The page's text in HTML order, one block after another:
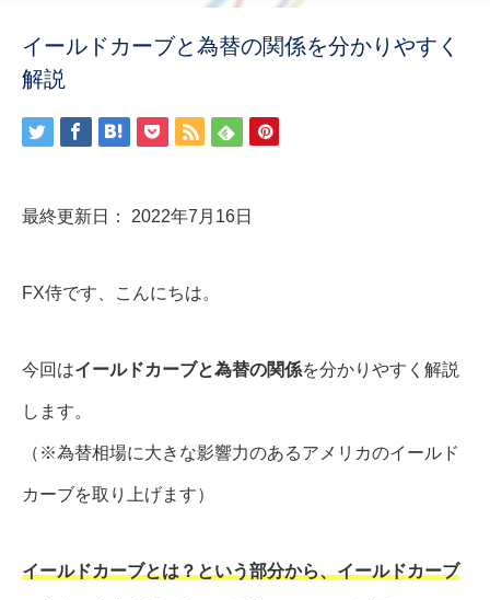
イールドカーブと為替の関係を分かりやすく
解説
最終更新日： 2022年7月16日
FX侍です、こんにちは。
今回はイールドカーブと為替の関係を分かりやすく解説
します。
（※為替相場に大きな影響力のあるアメリカのイールド
カーブを取り上げます）
イールドカーブとは？という部分から、イールドカーブ